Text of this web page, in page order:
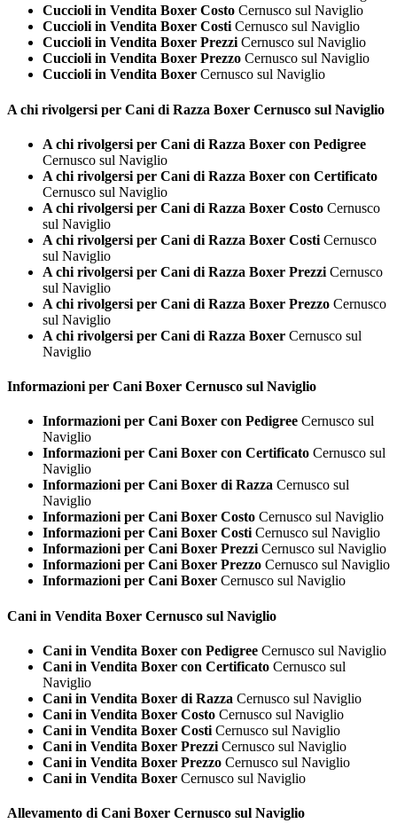
Cuccioli in Vendita Boxer Costo Cernusco sul Naviglio
Cuccioli in Vendita Boxer Costi Cernusco sul Naviglio
Cuccioli in Vendita Boxer Prezzi Cernusco sul Naviglio
Cuccioli in Vendita Boxer Prezzo Cernusco sul Naviglio
Cuccioli in Vendita Boxer Cernusco sul Naviglio
A chi rivolgersi per Cani di Razza Boxer Cernusco sul Naviglio
A chi rivolgersi per Cani di Razza Boxer con Pedigree
Cernusco sul Naviglio
A chi rivolgersi per Cani di Razza Boxer con Certificato
Cernusco sul Naviglio
A chi rivolgersi per Cani di Razza Boxer Costo Cernusco
sul Naviglio
A chi rivolgersi per Cani di Razza Boxer Costi Cernusco
sul Naviglio
A chi rivolgersi per Cani di Razza Boxer Prezzi Cernusco
sul Naviglio
A chi rivolgersi per Cani di Razza Boxer Prezzo Cernusco
sul Naviglio
A chi rivolgersi per Cani di Razza Boxer Cernusco sul
Naviglio
Informazioni per Cani Boxer Cernusco sul Naviglio
Informazioni per Cani Boxer con Pedigree Cernusco sul
Naviglio
Informazioni per Cani Boxer con Certificato Cernusco sul
Naviglio
Informazioni per Cani Boxer di Razza Cernusco sul
Naviglio
Informazioni per Cani Boxer Costo Cernusco sul Naviglio
Informazioni per Cani Boxer CostiCernusco sul Naviglio
Informazioni per Cani Boxer PrezziCernusco sul Naviglio
Informazioni per Cani Boxer Prezzo Cernusco sul Naviglio
Informazioni per Cani Boxer Cernusco sul Naviglio
Cani in Vendita Boxer Cernusco sul Naviglio
Cani in Vendita Boxer con Pedigree Cernusco sul Naviglio
Cani in Vendita Boxer con Certificato Cernusco sul
Naviglio
Cani in Vendita Boxer di Razza Cernusco sul Naviglio
Cani in Vendita Boxer Costo Cernusco sul Naviglio
Cani in Vendita Boxer Costi Cernusco sul Naviglio
Cani in Vendita Boxer Prezzi Cernusco sul Naviglio
Cani in Vendita Boxer Prezzo Cernusco sul Naviglio
Cani in Vendita Boxer Cernusco sul Naviglio
Allevamento di Cani Boxer Cernusco sul Naviglio